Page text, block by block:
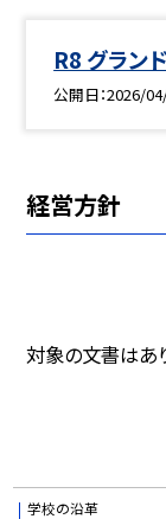
R8 グラン
公開日 2026/
経営方針
対象の文書はあ
学校の沿革